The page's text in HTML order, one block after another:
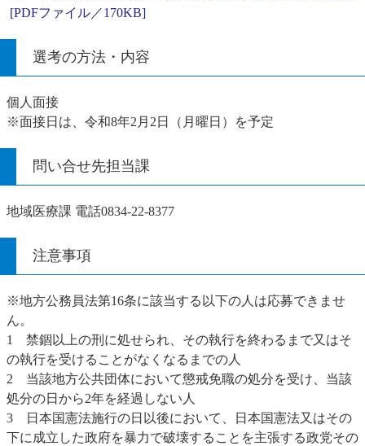
[PDFファイル／170KB]
選考の方法・内容
個人面接
※面接日は、令和8年2月2日（月曜日）を予定
問い合せ先担当課
地域医療課 電話0834-22-8377
注意事項
※地方公務員法第16条に該当する以下の人は応募できませ
ん。
1 禁錮以上の刑に処せられ、その執行を終わるまで又はそ
の執行を受けることがなくなるまでの人
2 当該地方公共団体において懲戒免職の処分を受け、当該
処分の日から2年を経過しない人
3 日本国憲法施行の日以後において、日本国憲法又はその
下に成立した政府を暴力で破壊することを主張する政党その